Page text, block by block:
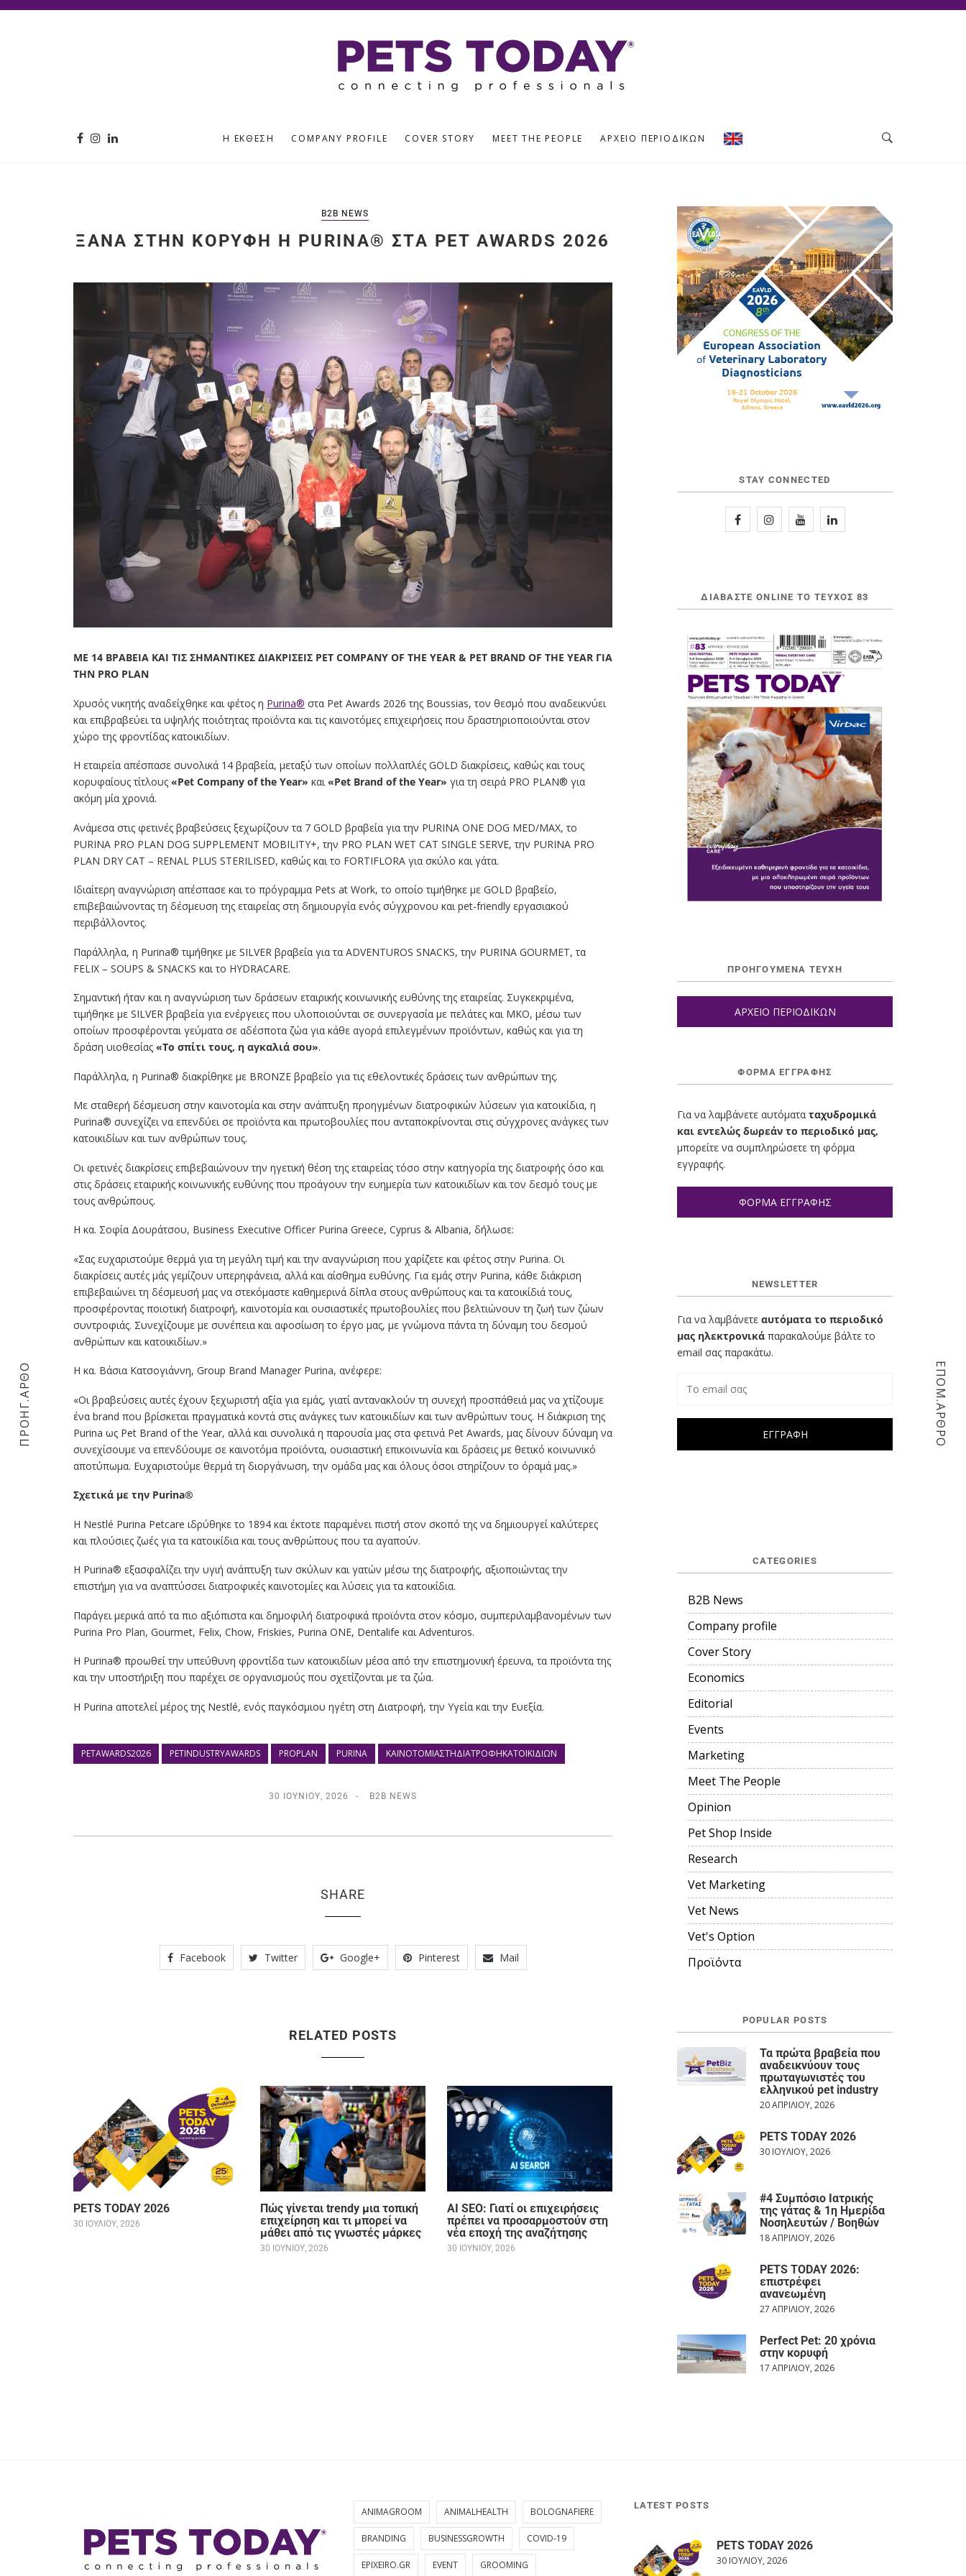
Η ΈΚΘΕΣΗ COMPANY PROFILE COVER STORY MEET THE PEOPLE ΑΡΧΕΊΟ ΠΕΡΙΟΔΙΚΏΝ
B2B NEWS
ΞΑΝΆ ΣΤΗΝ ΚΟΡΥΦΉ Η PURINA® ΣΤΑ PET AWARDS 2026
ΜΕ 14 ΒΡΑΒΕΙΑ ΚΑΙ ΤΙΣ ΣΗΜΑΝΤΙΚΕΣ ΔΙΑΚΡΙΣΕΙΣ PET COMPANY OF THE YEAR & PET BRAND OF THE YEAR ΓΙΑ
ΤΗΝ PRO PLAN
Χρυσός νικητής αναδείχθηκε και φέτος η Purina® στα Pet Awards 2026 της Boussias, τον θεσμό που αναδεικνύει
και επιβραβεύει τα υψηλής ποιότητας προϊόντα και τις καινοτόμες επιχειρήσεις που δραστηριοποιούνται στον
χώρο της φροντίδας κατοικιδίων.
Η εταιρεία απέσπασε συνολικά 14 βραβεία, μεταξύ των οποίων πολλαπλές GOLD διακρίσεις, καθώς και τους
κορυφαίους τίτλους «Pet Company of the Year» και«Pet Brand of the Year» για τη σειρά PRO PLAN® για
ακόμη μία χρονιά.
Ανάμεσα στις φετινές βραβεύσεις ξεχωρίζουν τα 7 GOLD βραβεία για την PURINA ONE DOG MED/MAX, το
PURINA PRO PLAN DOG SUPPLEMENT MOBILITY+, την PRO PLAN WET CAT SINGLE SERVE, την PURINA PRO
PLAN DRY CAT – RENAL PLUS STERILISED, καθώς και το FORTIFLORA για σκύλο και γάτα.
Ιδιαίτερη αναγνώριση απέσπασε και το πρόγραμμα Pets at Work, το οποίο τιμήθηκε με GOLD βραβείο,
επιβεβαιώνοντας τη δέσμευση της εταιρείας στη δημιουργία ενός σύγχρονου και pet-friendly εργασιακού
περιβάλλοντος.
Παράλληλα, η Purina® τιμήθηκε με SILVER βραβεία για τα ADVENTUROS SNACKS, την PURINA GOURMET, τα
FELIX – SOUPS & SNACKS και το HYDRACARE.
Σημαντική ήταν και η αναγνώριση των δράσεων εταιρικής κοινωνικής ευθύνης της εταιρείας. Συγκεκριμένα,
τιμήθηκε με SILVER βραβεία για ενέργειες που υλοποιούνται σε συνεργασία με πελάτες και ΜΚΟ, μέσω των
οποίων προσφέρονται γεύματα σε αδέσποτα ζώα για κάθε αγορά επιλεγμένων προϊόντων, καθώς και για τη
δράση υιοθεσίας «Το σπίτι τους, η αγκαλιά σου».
Παράλληλα, η Purina® διακρίθηκε με BRONZE βραβείο για τις εθελοντικές δράσεις των ανθρώπων της.
Με σταθερή δέσμευση στην καινοτομία και στην ανάπτυξη προηγμένων διατροφικών λύσεων για κατοικίδια, η
Purina® συνεχίζει να επενδύει σε προϊόντα και πρωτοβουλίες που ανταποκρίνονται στις σύγχρονες ανάγκες των
κατοικιδίων και των ανθρώπων τους.
Οι φετινές διακρίσεις επιβεβαιώνουν την ηγετική θέση της εταιρείας τόσο στην κατηγορία της διατροφής όσο και
στις δράσεις εταιρικής κοινωνικής ευθύνης που προάγουν την ευημερία των κατοικιδίων και τον δεσμό τους με
τους ανθρώπους.
Η κα. Σοφία Δουράτσου, Business Executive Officer Purina Greece, Cyprus & Albania, δήλωσε:
«Σας ευχαριστούμε θερμά για τη μεγάλη τιμή και την αναγνώριση που χαρίζετε και φέτος στην Purina. Οι
διακρίσεις αυτές μάς γεμίζουν υπερηφάνεια, αλλά και αίσθημα ευθύνης. Για εμάς στην Purina, κάθε διάκριση
επιβεβαιώνει τη δέσμευσή μας να στεκόμαστε καθημερινά δίπλα στους ανθρώπους και τα κατοικίδιά τους,
προσφέροντας ποιοτική διατροφή, καινοτομία και ουσιαστικές πρωτοβουλίες που βελτιώνουν τη ζωή των ζώων
συντροφιάς. Συνεχίζουμε με συνέπεια και αφοσίωση το έργο μας, με γνώμονα πάντα τη δύναμη του δεσμού
ανθρώπων και κατοικιδίων.»
Η κα. Βάσια Κατσογιάννη, Group Brand Manager Purina, ανέφερε:
«Οι βραβεύσεις αυτές έχουν ξεχωριστή αξία για εμάς, γιατί αντανακλούν τη συνεχή προσπάθειά μας να χτίζουμε
ένα brand που βρίσκεται πραγματικά κοντά στις ανάγκες των κατοικιδίων και των ανθρώπων τους. Η διάκριση της
Purina ως Pet Brand of the Year, αλλά και συνολικά η παρουσία μας στα φετινά Pet Awards, μας δίνουν δύναμη να
συνεχίσουμε να επενδύουμε σε καινοτόμα προϊόντα, ουσιαστική επικοινωνία και δράσεις με θετικό κοινωνικό
αποτύπωμα. Ευχαριστούμε θερμά τη διοργάνωση, την ομάδα μας και όλους όσοι στηρίζουν το όραμά μας.»
Σχετικά με την Purina®
Η Nestlé Purina Petcare ιδρύθηκε το 1894 και έκτοτε παραμένει πιστή στον σκοπό της να δημιουργεί καλύτερες
και πλούσιες ζωές για τα κατοικίδια και τους ανθρώπους που τα αγαπούν.
Η Purina® εξασφαλίζει την υγιή ανάπτυξη των σκύλων και γατών μέσω της διατροφής, αξιοποιώντας την
επιστήμη για να αναπτύσσει διατροφικές καινοτομίες και λύσεις για τα κατοικίδια.
Παράγει μερικά από τα πιο αξιόπιστα και δημοφιλή διατροφικά προϊόντα στον κόσμο, συμπεριλαμβανομένων των
Purina Pro Plan, Gourmet, Felix, Chow, Friskies, Purina ONE, Dentalife και Adventuros.
Η Purina® προωθεί την υπεύθυνη φροντίδα των κατοικιδίων μέσα από την επιστημονική έρευνα, τα προϊόντα της
και την υποστήριξη που παρέχει σε οργανισμούς που σχετίζονται με τα ζώα.
Η Purina αποτελεί μέρος της Nestlé, ενός παγκόσμιου ηγέτη στη Διατροφή, την Υγεία και την Ευεξία.
PETAWARDS2026 PETINDUSTRYAWARDS PROPLAN PURINA ΚΑΙΝΟΤΟΜΊΑΣΤΗΔΙΑΤΡΟΦΉΚΑΤΟΙΚΙΔΊΩΝ
30 ΙΟΥΝΊΟΥ, 2026 B2B NEWS
SHARE
Facebook Twitter Google+ Pinterest Mail
ΠΡΟΗΓ.ΑΡΘΟ ΕΠΟΜ.ΑΡΘΡΟ
RELATED POSTS
PETS TODAY 2026
30 ΙΟΥΛΊΟΥ, 2026
Πώς γίνεται trendy μια τοπική
επιχείρηση και τι μπορεί να
μάθει από τις γνωστές μάρκες
30 ΙΟΥΝΊΟΥ, 2026
AI SEO: Γιατί οι επιχειρήσεις
πρέπει να προσαρμοστούν στη
νέα εποχή της αναζήτησης
30 ΙΟΥΝΊΟΥ, 2026
STAY CONNECTED
ΔΙΑΒΆΣΤΕ ONLINE ΤΟ ΤΕΎΧΟΣ 83
ΠΡΟΗΓΟΥΜΕΝΑ ΤΕΥΧΗ
ΑΡΧΕΙΟ ΠΕΡΙΟΔΙΚΩΝ
ΦΌΡΜΑ ΕΓΓΡΑΦΉΣ
Για να λαμβάνετε αυτόματα ταχυδρομικά
και εντελώς δωρεάν το περιοδικό μας,
μπορείτε να συμπληρώσετε τη φόρμα
εγγραφής.
ΦΟΡΜΑ ΕΓΓΡΑΦΗΣ
NEWSLETTER
Για να λαμβάνετε αυτόματα το περιοδικό
μας ηλεκτρονικά παρακαλούμε βάλτε το
email σας παρακάτω.
CATEGORIES
B2B News
Company profile
Cover Story
Economics
Editorial
Events
Marketing
Meet The People
Opinion
Pet Shop Inside
Research
Vet Marketing
Vet News
Vet's Option
Προϊόντα
POPULAR POSTS
Τα πρώτα βραβεία που
αναδεικνύουν τους
πρωταγωνιστές του
ελληνικού pet industry
20 ΑΠΡΙΛΊΟΥ, 2026
PETS TODAY 2026
30 ΙΟΥΛΊΟΥ, 2026
#4 Συμπόσιο Ιατρικής
της γάτας & 1η Ημερίδα
Νοσηλευτών / Βοηθών
18 ΑΠΡΙΛΊΟΥ, 2026
PETS TODAY 2026:
επιστρέφει
ανανεωμένη
27 ΑΠΡΙΛΊΟΥ, 2026
Perfect Pet: 20 χρόνια
στην κορυφή
17 ΑΠΡΙΛΊΟΥ, 2026
ANIMAGROOM ANIMALHEALTH BOLOGNAFIERE
BRANDING BUSINESSGROWTH COVID-19
EPIXEIRO.GR EVENT GROOMING
LATEST POSTS
PETS TODAY 2026
30 ΙΟΥΛΊΟΥ, 2026